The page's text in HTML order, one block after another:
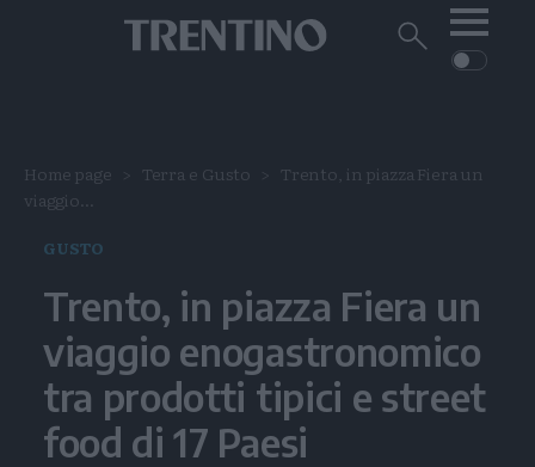
Cerca
CRONACA
GARDA
CULTURA
FOTO
VIDEO
GENERAZIONI
ITALIA-MONDO
Home page Terra e Gusto
Trento, in piazza Fiera un
viaggio...
GUSTO
Trento, in piazza Fiera un
viaggio enogastronomico
tra prodotti tipici e street
food di 17 Paesi